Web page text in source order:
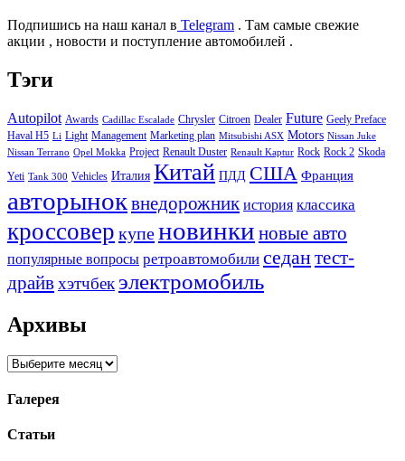
Подпишись на наш канал в Telegram . Там самые свежие
акции , новости и поступление автомобилей .
Тэги
Autopilot Awards Cadillac Escalade Chrysler Citroen Dealer Future Geely Preface
Haval H5 Li Light Management Marketing plan Mitsubishi ASX Motors Nissan Juke
Nissan Terrano Opel Mokka Project Renault Duster Renault Kaptur Rock Rock 2 Skoda
Yeti Tank 300 Vehicles Италия Китай ПДД США Франция
авторыноквнедорожник история классика
кроссовер купеновинки новые авто
популярные вопросы ретроавтомобили седантест-
драйвхэтчбек электромобиль
Архивы
Архивы
Галерея
Статьи